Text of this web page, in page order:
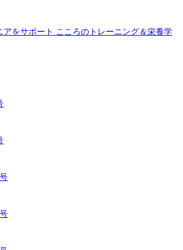
アをサポート こころのトレーニング＆栄養学